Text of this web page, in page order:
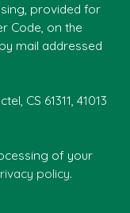
provided for
Code, on the
mail addressed
CS 61311, 41013
of your
policy.